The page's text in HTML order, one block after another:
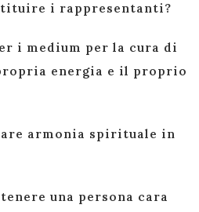
i rappresentanti?
i medium per la cura di
energia e il proprio
armonia spirituale in
una persona cara